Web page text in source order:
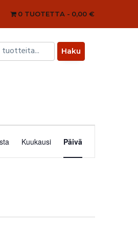
0 TUOTETTA 0,00 €
Tapahtuma
Views
Navigation
Kuukausi Päivä